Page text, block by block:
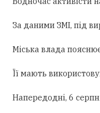
За даними ЗМІ, під
Міська влада
Її мають
Напередодні, 6